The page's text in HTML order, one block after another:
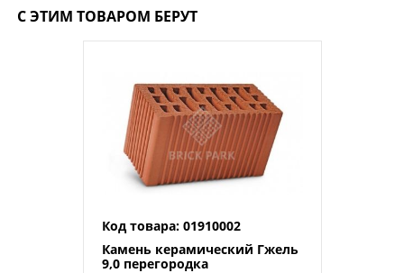
С ЭТИМ ТОВАРОМ БЕРУТ
Код товара: 01910002
Камень керамический Гжель
9,0 перегородка